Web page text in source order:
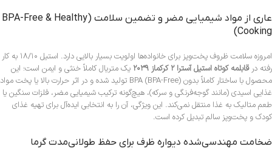
عاری از مواد شیمیایی مضر و تضمین سلامت (BPA-Free & Healthy
Cooking)
امروزه سلامت ظروف پخت‌وپز برای خانواده‌ها اولویت بسیار بالایی دارد. استیل ۱۸/۱۰ به کار
رفته درقابلمه کوتاه استیل آسترا ۲ کرکماز ۲۰۳۹
یک متریال کاملاً خنثی و ایمن است؛ این
محصول با ساختار کاملاً بدون BPA (BPA-Free) تولید شده و در اثر حرارت بالا یا پخت مواد
غذایی اسیدی (مانند گوجه‌فرنگی و سرکه)، هیچ‌گونه ترکیب شیمیایی مضر، فلزات سنگین یا
طعم متالیک به غذا منتقل نمی‌کند. این ویژگی، آن را به انتخابی ایده‌آل برای تهیه غذای
کودک و پخت‌وپز سالم تبدیل کرده است.
ضخامت مهندسی‌شده دیواره ظرف برای حفظ طولانی‌مدت گرما